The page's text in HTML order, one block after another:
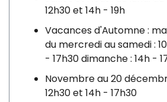
12h30 et 14h - 19h
Vacances d'Automne :
du mercredi au samedi :
- 17h30 dimanche : 14h -
Novembre au 20
12h30 et 14h - 17h30